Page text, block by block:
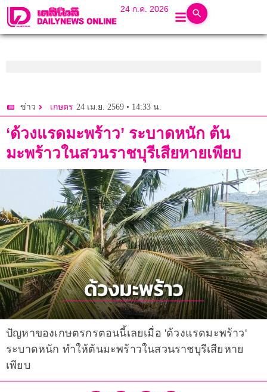
24 ก.ค. 2026
ข่าว เกษตร 24 เม.ย. 2569 • 14:33 น.
‘ด้วงแรดมะพร้าว’ ระบาดหนัก ต้น
มะพร้าวในสวนราชบุรีเสียหายเพียบ
ปัญหาของเกษตรกรตอนนี้เลยเมื่อ 'ด้วงแรดมะพร้าว'
ระบาดหนัก ทำให้ต้นมะพร้าวในสวนราชบุรีเสียหาย
เพียบ